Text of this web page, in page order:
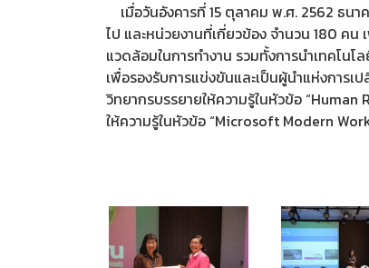
เมื่อวันอังคารที่ 15 ตุลาคม พ.ศ. 2562 ธน
ไป และหน่วยงานที่เกี่ยวข้อง จำนวน 180 ค
แวดล้อมในการทำงาน รวมทั้งการนำเทคโน
เพื่อรองรับการแข่งขันและเป็นผู้นำแห่งกา
วิทยากรบรรยายให้ความรู้ในหัวข้อ
ให้ความรู้ในหัวข้อ “Microsoft Modern